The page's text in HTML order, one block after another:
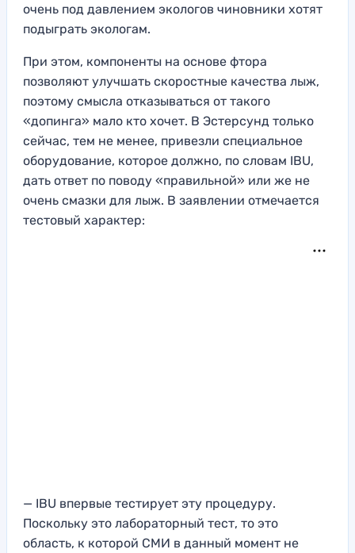
очень под давлением экологов чиновники хотят
подыграть экологам.
При этом, компоненты на основе фтора
позволяют улучшать скоростные качества лыж,
поэтому смысла отказываться от такого
«допинга» мало кто хочет. В Эстерсунд только
сейчас, тем не менее, привезли специальное
оборудование, которое должно, по словам IBU,
дать ответ по поводу «правильной» или же не
очень смазки для лыж. В заявлении отмечается
тестовый характер:
— IBU впервые тестирует эту процедуру.
Поскольку это лабораторный тест, то это
область, к которой СМИ в данный момент не